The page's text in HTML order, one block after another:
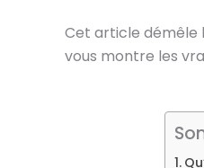
Cet article démêle
vous montre les